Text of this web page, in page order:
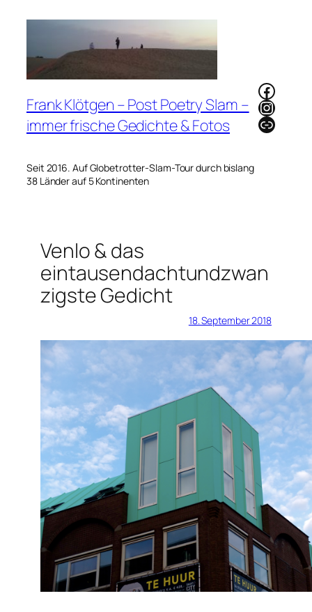
Frank Klötgen – Post Poetry Slam –
immer frische Gedichte & Fotos
Seit 2016. Auf Globetrotter-Slam-Tour durch bislang
38 Länder auf 5 Kontinenten
Link
Venlo & das
eintausendachtundzwan
zigste Gedicht
18. September 2018